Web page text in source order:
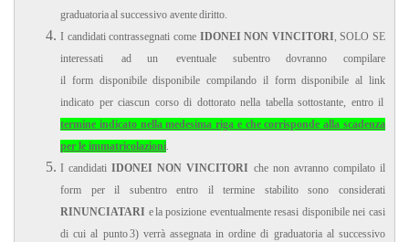
graduatoria al successivo avente diritto.
I candidati contrassegnati come IDONEI NON VINCITORI, SOLO SE
interessati ad un eventuale subentro dovranno compilare
il form disponibile disponibile compilando il form disponibile al link
indicato per ciascun corso di dottorato nella tabella sottostante, entro il
termine indicato nella medesima riga e che corrisponde alla scadenza
per le immatricolazioni.
I candidatiIDONEI NON VINCITORI che non avranno compilato il
form per il subentro entro il termine stabilito sono considerati
RINUNCIATARI e la posizione eventualmente resasi disponibile nei casi
di cui al punto 3) verrà assegnata in ordine di graduatoria al successivo